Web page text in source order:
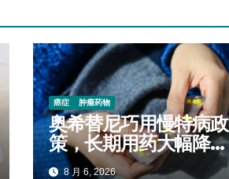
癌症 肿瘤药物
奥希替尼巧用慢特病政
策，长期用药大幅降低
自付开支
8 月 6, 2026